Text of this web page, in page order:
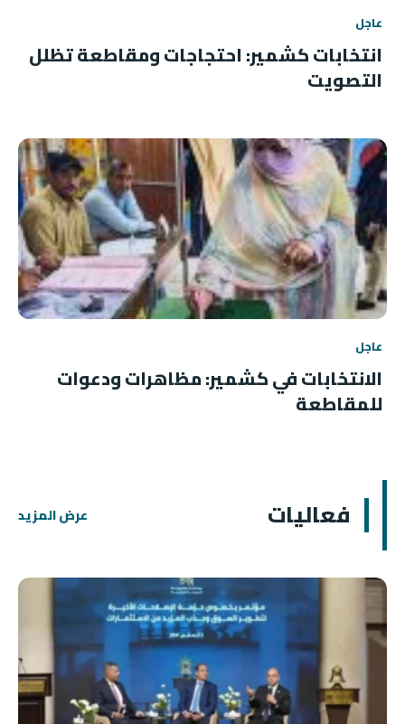
عاجل
انتخابات كشمير: احتجاجات ومقاطعة تظلل
التصويت
عاجل
الانتخابات في كشمير: مظاهرات ودعوات
للمقاطعة
فعاليات عرض المزيد